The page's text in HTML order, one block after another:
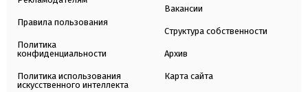
Правила пользования
Политика
конфиденциальности
Политика использования
искусственного интеллекта
Вакансии
Структура собственности
Архив
Карта сайта